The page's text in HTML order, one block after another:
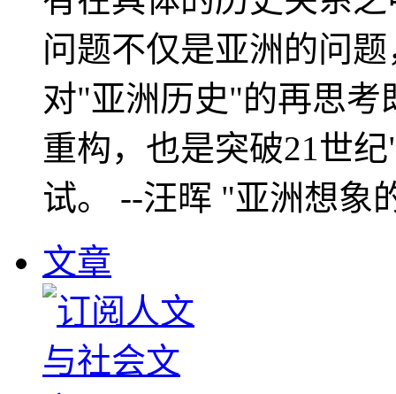
问题不仅是亚洲的问
对"亚洲历史"的再思考
重构，也是突破21世
试。 --汪晖 "亚洲想象
文章